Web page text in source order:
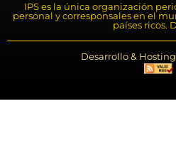
IPS es la única organización
personal y corresponsales en el
países ricos.
Desarrollo &